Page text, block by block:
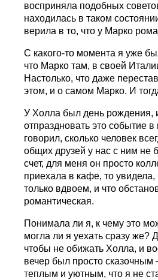
восприняла подобных
находилась в таком
верила в то, что у Марко
С какого-то момента я уже
что Марко там, в своей
Настолько, что даже
этом, и о самом Марко. И
У Холла был день рождения,
отпраздновать это событие
говорил, сколько человек
общих друзей у нас с ним не
счет, для меня он просто
приехала в кафе, то
только вдвоем, и что
романтическая.
Понимала ли я, к чему это
могла ли я уехать сразу же?
чтобы не обижать Холла, и
вечер был просто сказочным
теплым и уютным, что я не